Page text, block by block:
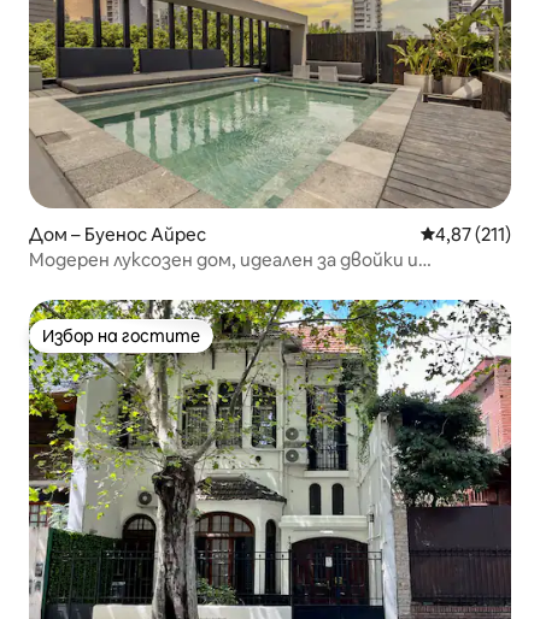
Дом – Буенос Айрес Средна
4,87 (211)
Модерен луксозен дом, идеален за двойки и
Избор на гостите
Избор на гостите